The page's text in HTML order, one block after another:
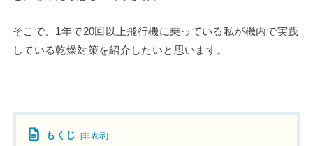
そこで、1年で20回以上飛行機に乗っている私が機内で実践
している乾燥対策を紹介したいと思います。
もくじ [非表示]